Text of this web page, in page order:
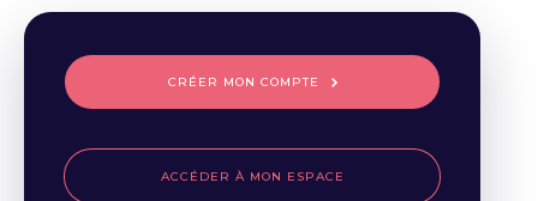
CRÉER MON COMPTE
ACCÉDER À MON ESPACE